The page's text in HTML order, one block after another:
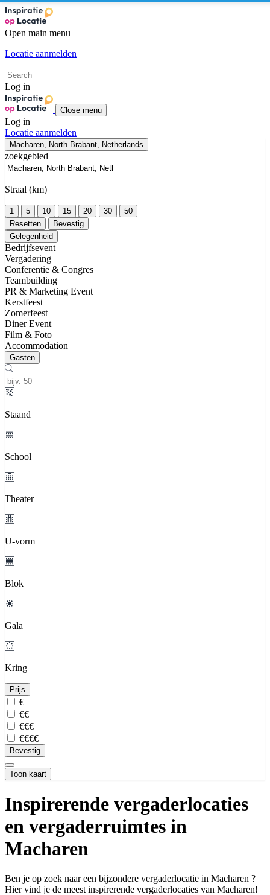
Open main menu
Locatie aanmelden
Log in
Close menu
Log in
Locatie aanmelden
Macharen, North Brabant, Netherlands
zoekgebied
Straal (km)
1 5 10 15 20 30
50
Resetten
Bevestig
Gelegenheid
Bedrijfsevent
Vergadering
Conferentie & Congres
Teambuilding
PR & Marketing Event
Kerstfeest
Zomerfeest
Diner Event
Film & Foto
Accommodation
Gasten
Staand
School
Theater
U-vorm
Blok
Gala
Kring
Prijs
€
€€
€€€
€€€€
Bevestig
Toon kaart
Inspirerende vergaderlocaties
en vergaderruimtes in
Macharen
Ben je op zoek naar een bijzondere vergaderlocatie in Macharen ?
Hier vind je de meest inspirerende vergaderlocaties van Macharen!